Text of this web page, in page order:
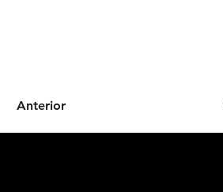
Anterior